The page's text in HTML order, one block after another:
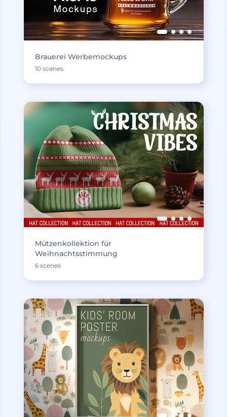
Brauerei Werbemockups
10 scenes
Mützenkollektion für
Weihnachtsstimmung
6 scenes